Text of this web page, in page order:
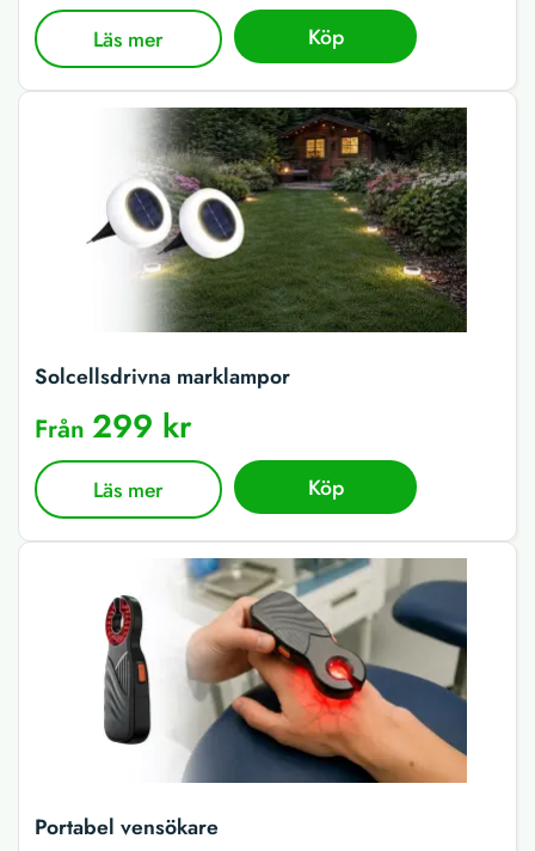
Läs mer Köp
Solcellsdrivna marklampor
Från 299 kr
Läs mer Köp
Portabel vensökare